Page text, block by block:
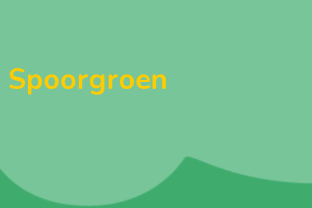
Spoorgroen